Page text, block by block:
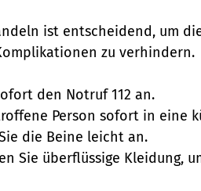
ist entscheidend, um
zu verhindern.
den Notruf 112 an.
Person sofort in eine
die Beine leicht an.
Sie überflüssige Kleidung,